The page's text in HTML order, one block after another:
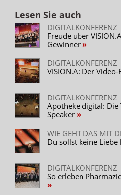
Lesen Sie auch
DIGITALKONFERENZ
Freude über
Gewinner
DIGITALKONFERENZ
VISION.A: Der Video-
DIGITALKONFERENZ
Apotheke digital: Die
Speaker
WIE GEHT DAS MIT
Du sollst keine Liebe
DIGITALKONFERENZ
So erleben